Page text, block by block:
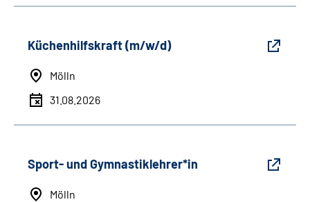
Küchenhilfskraft (m/w/d)
Mölln
31.08.2026
Sport- und Gymnastiklehrer*in
Mölln